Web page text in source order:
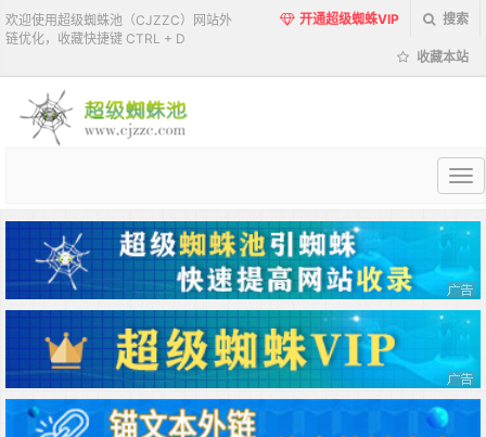
欢迎使用超级蜘蛛池（CJZZC）网站外
链优化，收藏快捷键 CTRL + D
开通超级蜘蛛VIP 搜索
收藏本站
超
蜘
蛛
池